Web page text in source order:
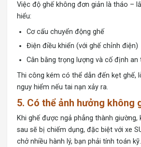
Việc độ ghế không đơn giản là tháo –
hiểu:
Cơ cấu chuyển động ghế
Điện điều khiển (với ghế chỉnh điện)
Cân bằng trọng lượng và cố định an
Thi công kém có thể dẫn đến kẹt ghế,
nguy hiểm nếu tai nạn xảy ra.
5. Có thể ảnh hưởng không
Khi ghế được ngả phẳng thành giường,
sau sẽ bị chiếm dụng, đặc biệt với xe
chở nhiều hành lý, bạn phải tính toán kỹ.